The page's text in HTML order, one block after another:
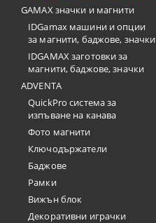
GAMAX значки и магнити
IDGamax машини и опции
за магнити, баджове, значки
IDGAMAX заготовки за
магнити, баджове, значки
ADVENTA
QuickPro система за
изпъване на канава
Фото магнити
Ключодържатели
Баджове
Рамки
Вижън блок
Декоративни играчки